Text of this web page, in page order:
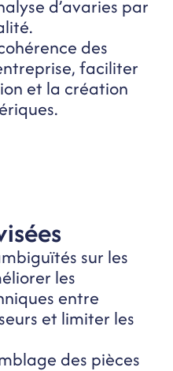
d’avaries par
des
faciliter
et la création
sur les
les
entre
et limiter les
des pièces